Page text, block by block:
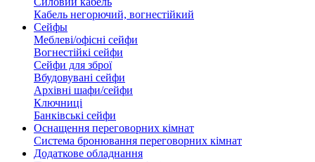
Кабель негорючий, вогнестійкий
Сейфы
Меблеві/офісні сейфи
Вогнестійкі сейфи
Сейфи для зброї
Вбудовувані сейфи
Архівні шафи/сейфи
Ключниці
Банківські сейфи
Оснащення переговорних кімнат
Система бронювання переговорних кімнат
Додаткове обладнання